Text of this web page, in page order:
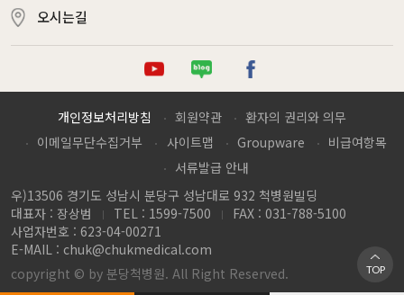
오시는길
튜브 로그 이스북
개인정보처리방침 회원약관
환자의 권리와 의무
이메일무단수집거부
사이트맵 Groupware
비급여항목
서류발급 안내
우)13506 경기도 성남시 분당구 성남대로 932 척병원빌딩
대표자 : 장상범
TEL : 1599-7500
FAX : 031-788-5100
사업자번호 : 623-04-00271
E-MAIL : chuk@chukmedical.com
copyright © by 분당척병원. All Right Reserved.
TOP